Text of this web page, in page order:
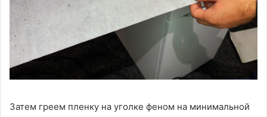
Затем греем пленку на уголке феном на минимальной